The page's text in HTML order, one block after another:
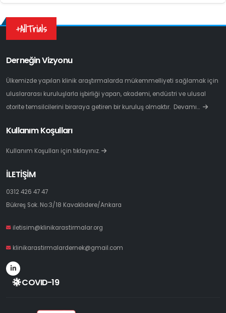
+AllTrials
Derneğin Vizyonu
Ülkemizde yapılan klinik araştırmalarda mükemmelliyeti sağlamak için
uluslararası kuruluşlarla işbirliği yapan, akademi, endüstri ve ulusal
otorite temsilcilerini biraraya getiren bir kuruluş olmaktır. Devamı…
Kullanım Koşulları
Kullanım Koşulları için tıklayınız.
İLETİŞİM
0312 426 47 47
Bükreş Sok. No:3/18 Kavaklıdere/Ankara
iletisim@klinikarastirmalar.org
klinikarastirmalardernek@gmail.com
COVID-19